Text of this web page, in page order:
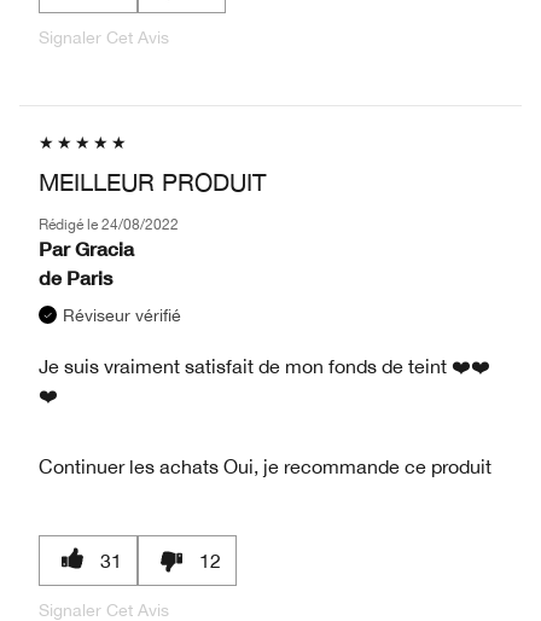
Signaler Cet Avis
MEILLEUR PRODUIT
Rédigé le 24/08/2022
Par Gracia
de Paris
Réviseur vérifié
Je suis vraiment satisfait de mon fonds de teint ❤️❤️
❤️
Continuer les achats Oui, je recommande ce produit
31 12
Signaler Cet Avis